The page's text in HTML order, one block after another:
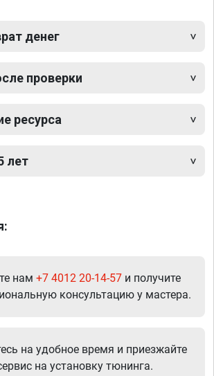
денег
проверки
ресурса
лет
нам +7 4012 20-14-57 и получите
консультацию у мастера.
на удобное время и приезжайте
на установку тюнинга.